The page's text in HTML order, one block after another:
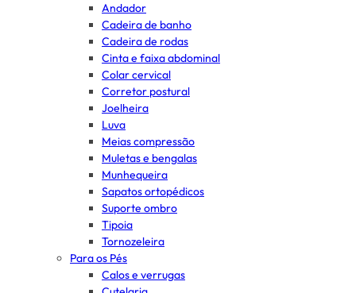
Andador
Cadeira de banho
Cadeira de rodas
Cinta e faixa abdominal
Colar cervical
Corretor postural
Joelheira
Luva
Meias compressão
Muletas e bengalas
Munhequeira
Sapatos ortopédicos
Suporte ombro
Tipoia
Tornozeleira
Para os Pés
Calos e verrugas